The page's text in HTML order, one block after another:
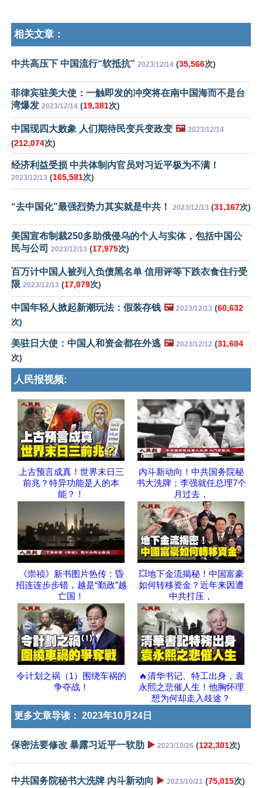
相关文章：
中共高压下 中国流行“软抵抗” 2023/12/14 (35,566次)
菲律宾驻美大使：一触即发的冲突将在南中国海而不是台
湾爆发 2023/12/14 (19,381次)
中国现四大败象 人们期待民变兵变政变 🖼️ 2023/12/14
(212,074次)
经济利益受损 中共体制内官员对习近平极为不满！
2023/12/13 (165,581次)
“去中国化”最强烈势力其实就是中共！ 2023/12/13 (31,167次)
美国宣布制裁250多助俄侵乌的个人与实体，包括中国公
民与公司 2023/12/13 (17,975次)
百万计中国人被列入负债黑名单 信用评等下跌衣食住行受
限 2023/12/13 (17,079次)
中国年轻人掀起新潮玩法：假装存钱 🖼️ 2023/12/13 (60,632
次)
美驻日大使：中国人和资金都在外逃 🖼️ 2023/12/12 (31,604
次)
人民报视频:
上古预言成真！世界末日三
前兆？特异功能是人的本
能？！
内斗新动向！中共国务院秘
书大洗牌；李强就任总理7个
月过去，
《崇祯》新书图片热传：昏
招连连步步错，越是“勤政”越
亡国！
💥地下金流揭秘！中国富豪
如何转移资金？近年来因遭
中共打压，
令计划之祸（1）围绕车祸的
争夺战！
🔥清华书记、特工出身，袁
永熙之悲催人生！他胸怀理
想为何却走入歧途？
更多文章导读： 2023年10月24日
保密法要修改 暴露习近平一软肋 ▶️ 2023/10/26 (122,301次)
中共国务院秘书大洗牌 内斗新动向 ▶️ 2023/10/21 (75,015次)